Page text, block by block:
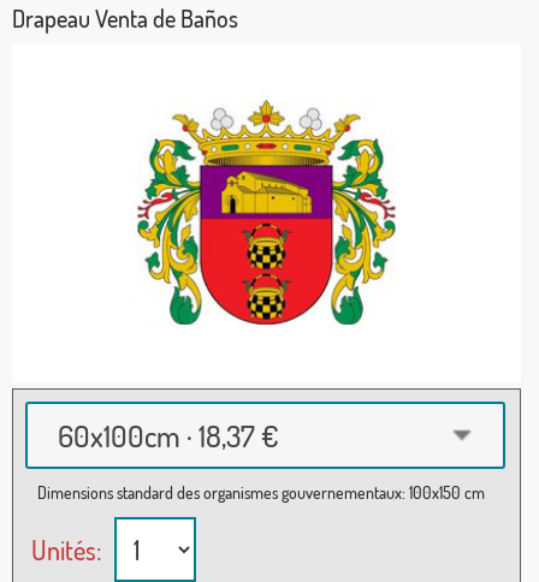
Drapeau Venta de Baños
60x100cm · 18,37 €
Dimensions standard des organismes gouvernementaux: 100x150 cm
Unités: